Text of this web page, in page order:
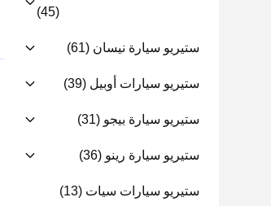
(45)
ستيريو سيارة نيسان (61)
ستيريو سيارات أوبيل (39)
ستيريو سيارة بيجو (31)
ستيريو سيارة رينو (36)
ستيريو سيارات سيات (13)